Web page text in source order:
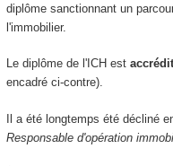
diplôme sanctionnant un
l'immobilier.
Le diplôme de l'ICH est
encadré ci-contre).
Il a été longtemps été décliné
Responsable d'opération immobi